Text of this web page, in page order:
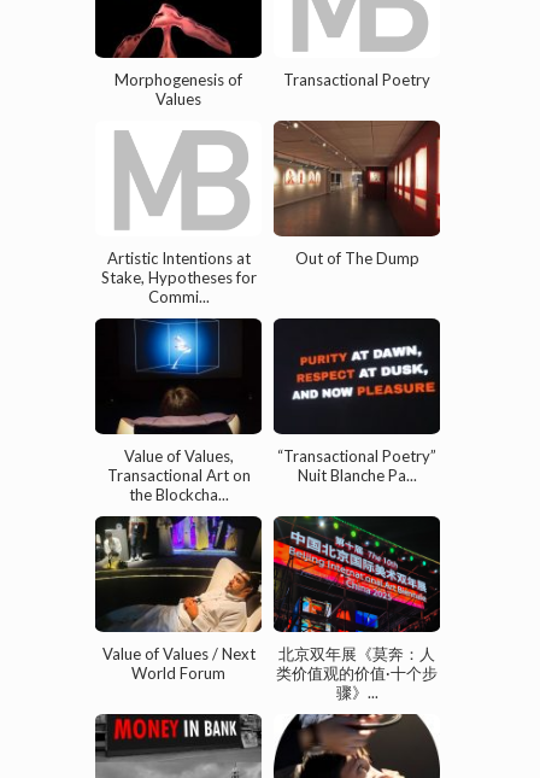
Morphogenesis of
Values
Transactional Poetry
Artistic Intentions at
Stake, Hypotheses for
Commi...
Out of The Dump
Value of Values,
Transactional Art on
the Blockcha...
“Transactional Poetry”
Nuit Blanche Pa...
Value of Values / Next
World Forum
北京双年展《莫奔：人
类价值观的价值·十个步
骤》...